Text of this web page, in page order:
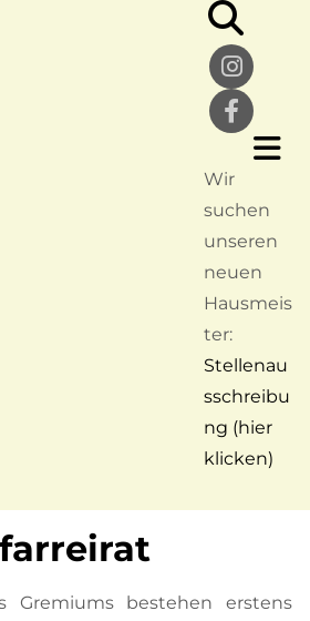
Wir
suchen
unseren
neuen
Hausmeis
ter:
Stellenau
sschreibu
ng (hier
klicken)
Gremiums bestehen erstens